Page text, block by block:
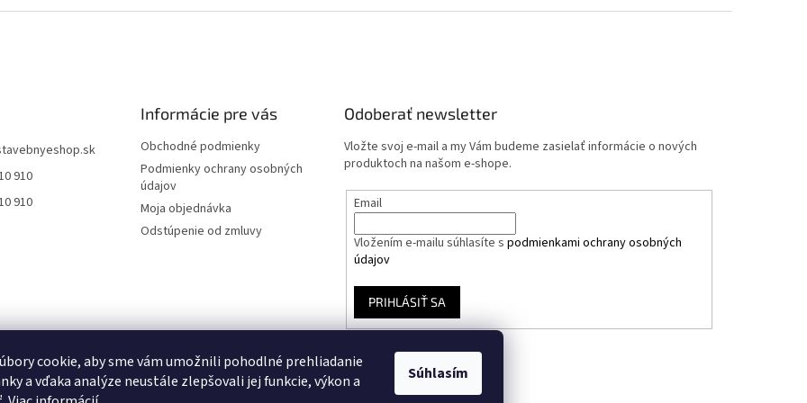
cookie, aby sme vám umožnili pohodlné prehliadanie
a vďaka analýze neustále zlepšovali jej funkcie, výkon a
Súhlasím
910
910
Informácie pre vás
Obchodné podmienky
Podmienky ochrany osobných
údajov
Moja objednávka
Odstúpenie od zmluvy
Odoberať newsletter
Vložte svoj e-mail a my Vám budeme zasielať informácie o nových
produktoch na našom e-shope.
Email
Vložením e-mailu súhlasíte spodmienkami ochrany osobných
údajov
PRIHLÁSIŤ SA